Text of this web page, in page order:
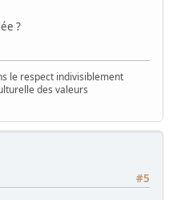
?
le respect indivisiblement
des valeurs
#5